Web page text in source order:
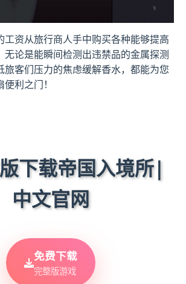
工资从旅行商人手中购买各种能够提高
无论是能瞬间检测出违禁品的金属探测
旅客们压力的焦虑缓解香水，都能为您
利之门！
下载帝国入境所|
中文官网
免费下载
完整版游戏